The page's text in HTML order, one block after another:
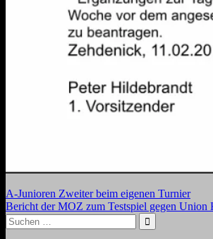
Beitragsnavigation
Vorheriger
Beitrag:
A-Junioren Zweiter beim eigenen Turnier
Nächster
Beitrag:
Bericht der MOZ zum Testspiel gegen Union
Suchen
nach:
Suchen